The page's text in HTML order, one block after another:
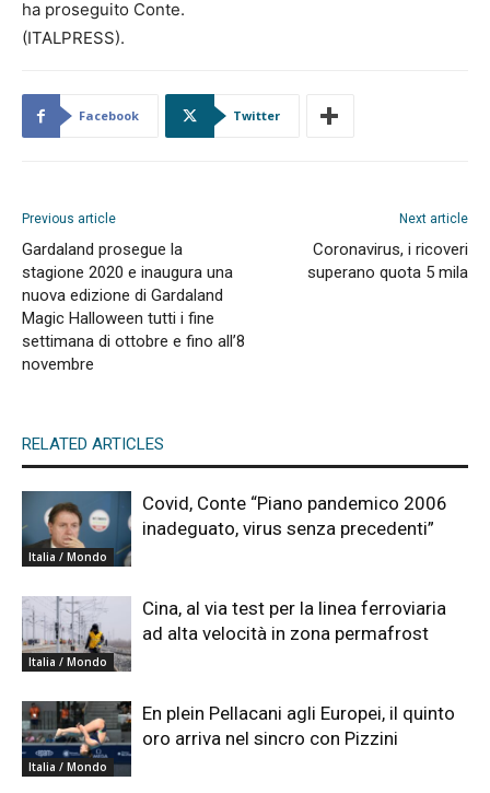
ha proseguito Conte.
(ITALPRESS).
Facebook Twitter
Previous article
Gardaland prosegue la
stagione 2020 e inaugura una
nuova edizione di Gardaland
Magic Halloween tutti i fine
settimana di ottobre e fino all’8
novembre
Next article
Coronavirus, i ricoveri
superano quota 5 mila
RELATED ARTICLES
Italia / Mondo
Covid, Conte “Piano pandemico 2006
inadeguato, virus senza precedenti”
Italia / Mondo
Cina, al via test per la linea ferroviaria
ad alta velocità in zona permafrost
Italia / Mondo
En plein Pellacani agli Europei, il quinto
oro arriva nel sincro con Pizzini